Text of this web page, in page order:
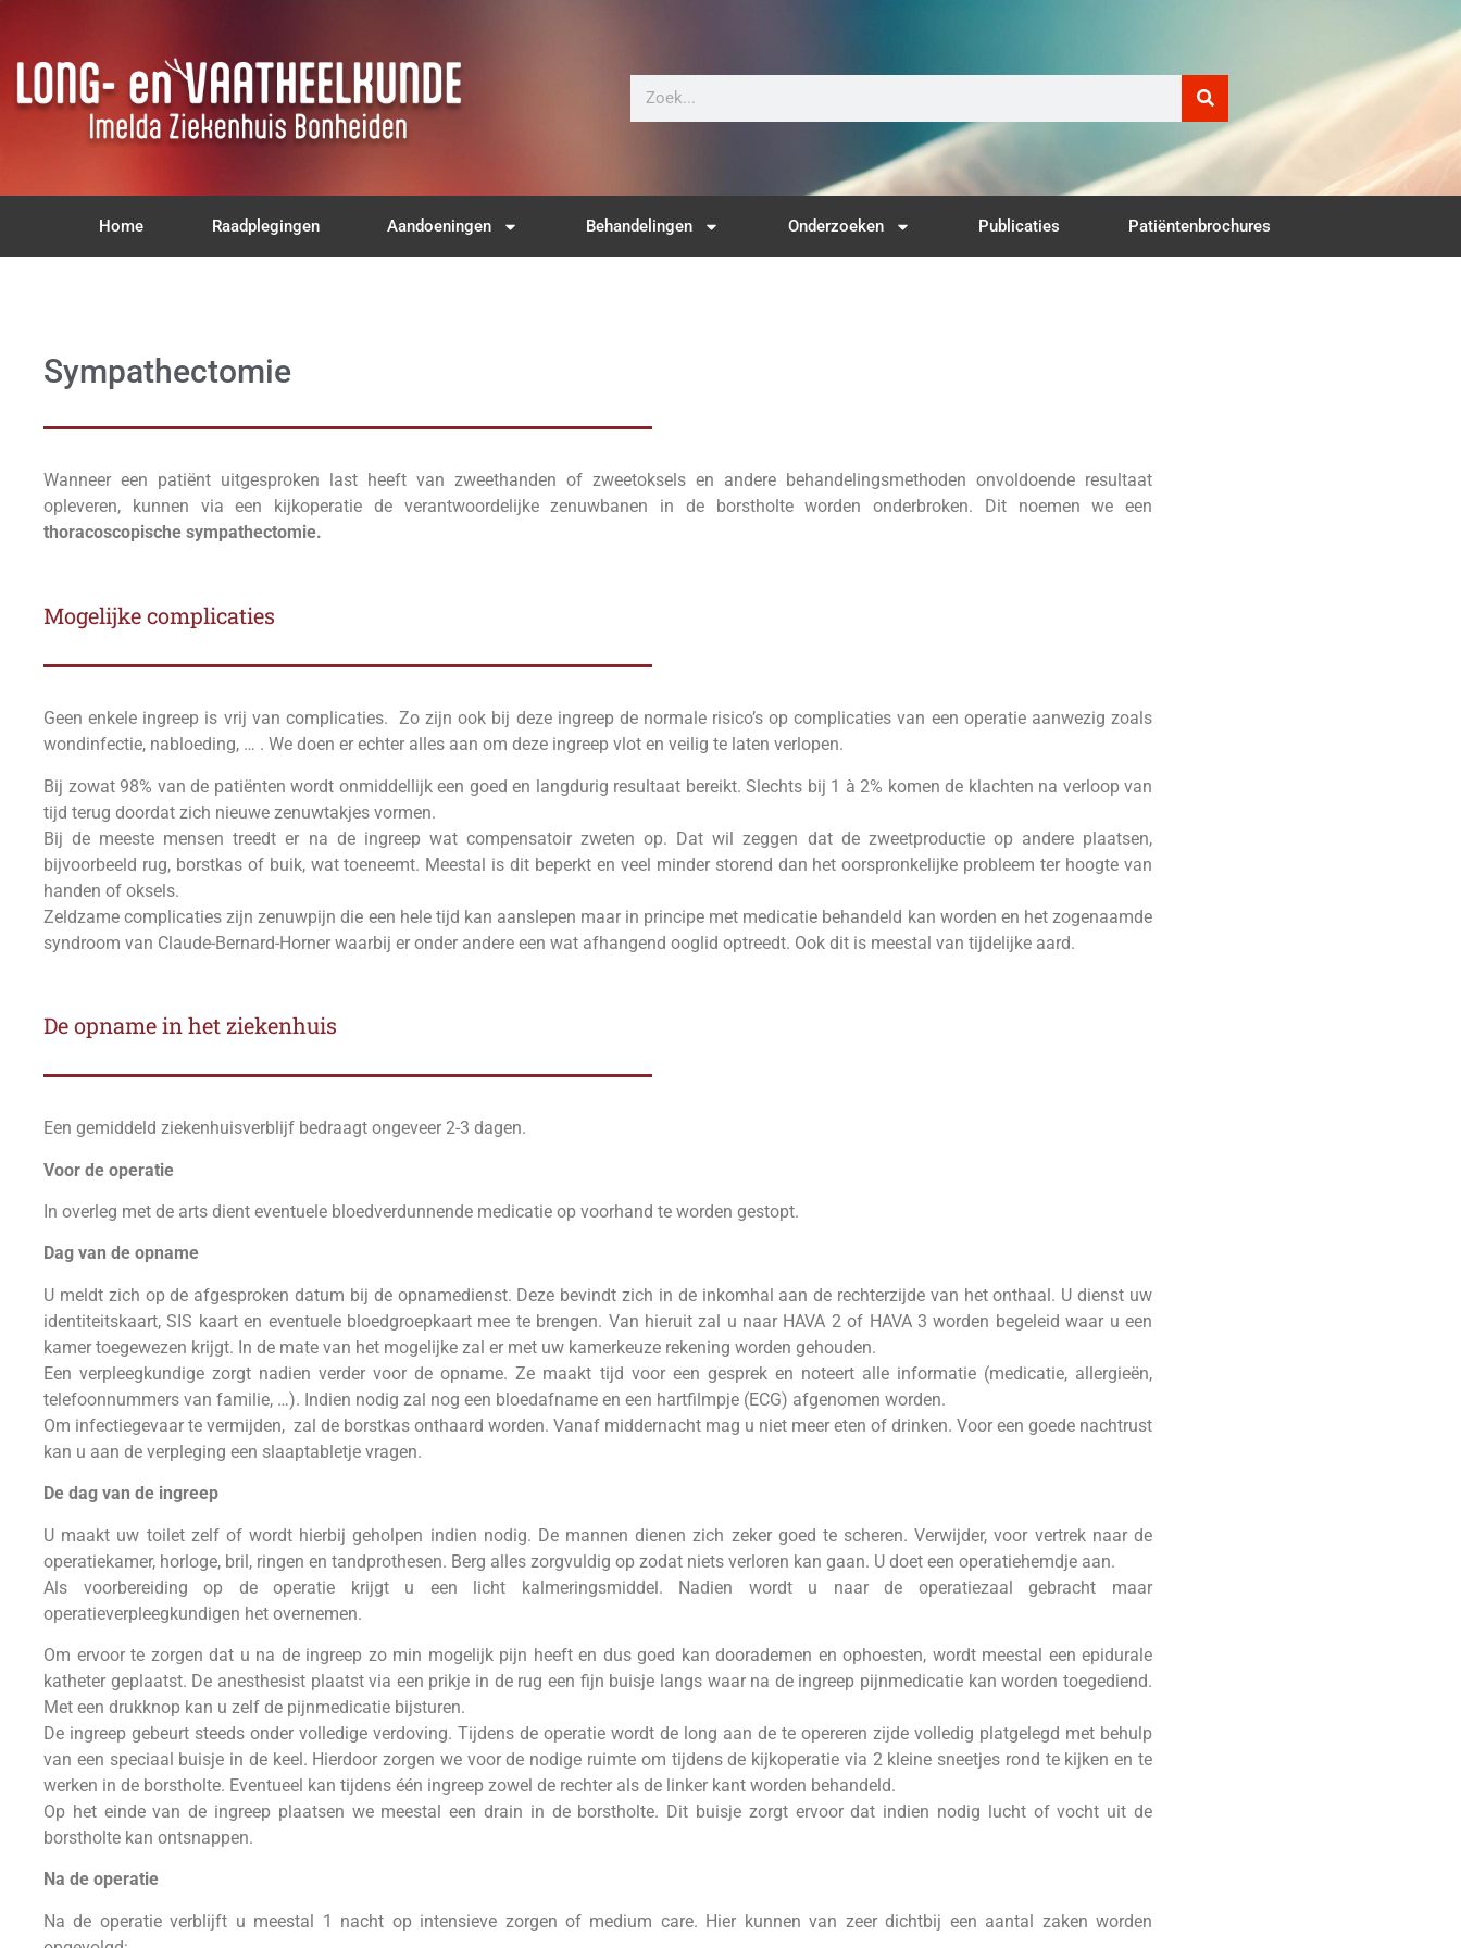
Home Raadplegingen Aandoeningen Behandelingen Onderzoeken Publicaties Patiëntenbrochures
Sympathectomie
Wanneer een patiënt uitgesproken last heeft van zweethanden of zweetoksels en andere behandelingsmethoden onvoldoende resultaat
opleveren, kunnen via een kijkoperatie de verantwoordelijke zenuwbanen in de borstholte worden onderbroken. Dit noemen we een
thoracoscopische sympathectomie.
Mogelijke complicaties
Geen enkele ingreep is vrij van complicaties. Zo zijn ook bij deze ingreep de normale risico’s op complicaties van een operatie aanwezig zoals
wondinfectie, nabloeding, … . We doen er echter alles aan om deze ingreep vlot en veilig te laten verlopen.
Bij zowat 98% van de patiënten wordt onmiddellijk een goed en langdurig resultaat bereikt. Slechts bij 1 à 2% komen de klachten na verloop van
tijd terug doordat zich nieuwe zenuwtakjes vormen.
Bij de meeste mensen treedt er na de ingreep wat compensatoir zweten op. Dat wil zeggen dat de zweetproductie op andere plaatsen,
bijvoorbeeld rug, borstkas of buik, wat toeneemt. Meestal is dit beperkt en veel minder storend dan het oorspronkelijke probleem ter hoogte van
handen of oksels.
Zeldzame complicaties zijn zenuwpijn die een hele tijd kan aanslepen maar in principe met medicatie behandeld kan worden en het zogenaamde
syndroom van Claude-Bernard-Horner waarbij er onder andere een wat afhangend ooglid optreedt. Ook dit is meestal van tijdelijke aard.
De opname in het ziekenhuis
Een gemiddeld ziekenhuisverblijf bedraagt ongeveer 2-3 dagen.
Voor de operatie
In overleg met de arts dient eventuele bloedverdunnende medicatie op voorhand te worden gestopt.
Dag van de opname
U meldt zich op de afgesproken datum bij de opnamedienst. Deze bevindt zich in de inkomhal aan de rechterzijde van het onthaal. U dienst uw
identiteitskaart, SIS kaart en eventuele bloedgroepkaart mee te brengen. Van hieruit zal u naar HAVA 2 of HAVA 3 worden begeleid waar u een
kamer toegewezen krijgt. In de mate van het mogelijke zal er met uw kamerkeuze rekening worden gehouden.
Een verpleegkundige zorgt nadien verder voor de opname. Ze maakt tijd voor een gesprek en noteert alle informatie (medicatie, allergieën,
telefoonnummers van familie, …). Indien nodig zal nog een bloedafname en een hartfilmpje (ECG) afgenomen worden.
Om infectiegevaar te vermijden, zal de borstkas onthaard worden. Vanaf middernacht mag u niet meer eten of drinken. Voor een goede nachtrust
kan u aan de verpleging een slaaptabletje vragen.
De dag van de ingreep
U maakt uw toilet zelf of wordt hierbij geholpen indien nodig. De mannen dienen zich zeker goed te scheren. Verwijder, voor vertrek naar de
operatiekamer, horloge, bril, ringen en tandprothesen. Berg alles zorgvuldig op zodat niets verloren kan gaan. U doet een operatiehemdje aan.
Als voorbereiding op de operatie krijgt u een licht kalmeringsmiddel. Nadien wordt u naar de operatiezaal gebracht maar
operatieverpleegkundigen het overnemen.
Om ervoor te zorgen dat u na de ingreep zo min mogelijk pijn heeft en dus goed kan doorademen en ophoesten, wordt meestal een epidurale
katheter geplaatst. De anesthesist plaatst via een prikje in de rug een fijn buisje langs waar na de ingreep pijnmedicatie kan worden toegediend.
Met een drukknop kan u zelf de pijnmedicatie bijsturen.
De ingreep gebeurt steeds onder volledige verdoving. Tijdens de operatie wordt de long aan de te opereren zijde volledig platgelegd met behulp
van een speciaal buisje in de keel. Hierdoor zorgen we voor de nodige ruimte om tijdens de kijkoperatie via 2 kleine sneetjes rond te kijken en te
werken in de borstholte. Eventueel kan tijdens één ingreep zowel de rechter als de linker kant worden behandeld.
Op het einde van de ingreep plaatsen we meestal een drain in de borstholte. Dit buisje zorgt ervoor dat indien nodig lucht of vocht uit de
borstholte kan ontsnappen.
Na de operatie
Na de operatie verblijft u meestal 1 nacht op intensieve zorgen of medium care. Hier kunnen van zeer dichtbij een aantal zaken worden